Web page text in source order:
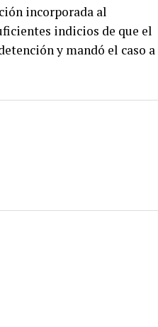
incorporada al
indicios de que el
y mandó el caso a